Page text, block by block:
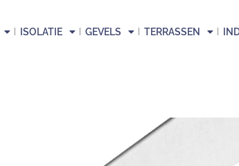
ISOLATIE GEVELS TERRASSEN